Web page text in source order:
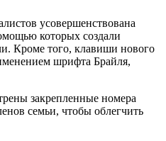
усовершенствована
которых создали
Кроме того, клавиши нового
шрифта Брайля,
закрепленные номера
семьи, чтобы облегчить